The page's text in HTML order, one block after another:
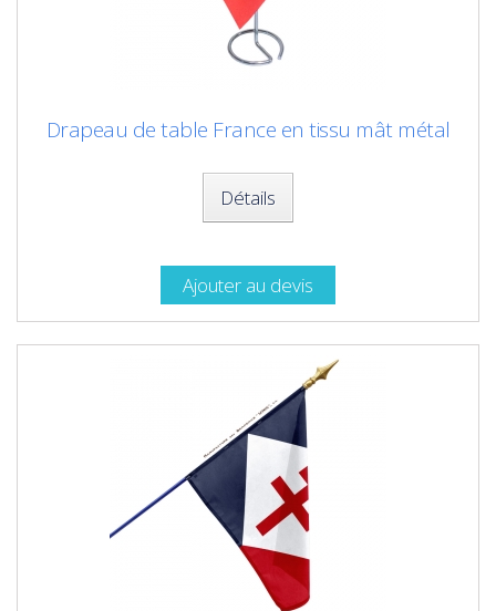
Drapeau de table France en tissu mât métal
Détails
Ajouter au devis